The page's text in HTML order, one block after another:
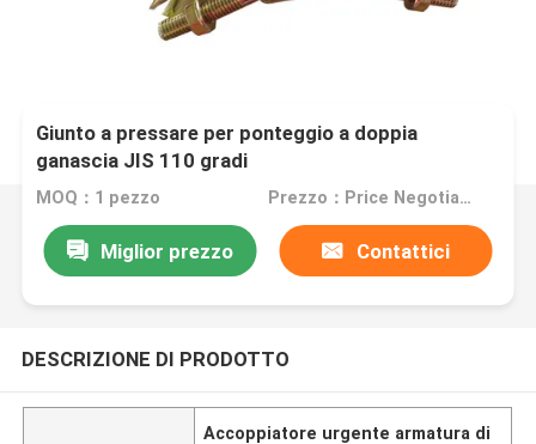
Giunto a pressare per ponteggio a doppia
ganascia JIS 110 gradi
MOQ：1 pezzo Prezzo：Price Negotiation
Miglior prezzo Contattici
DESCRIZIONE DI PRODOTTO
Accoppiatore urgente armatura di